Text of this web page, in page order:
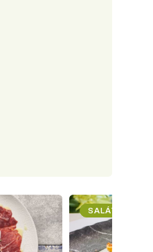
SALÁTY